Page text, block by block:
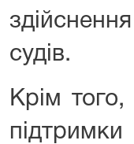
судів.
Крім